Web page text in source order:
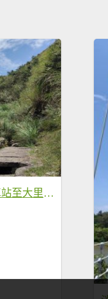
淡蘭北路第五段：雙溪車站至大里車站